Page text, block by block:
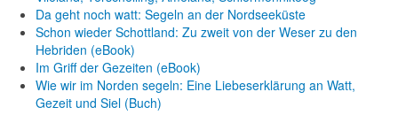
Da geht noch watt: Segeln an der Nordseeküste
Schon wieder Schottland: Zu zweit von der Weser zu den
Hebriden (eBook)
Im Griff der Gezeiten (eBook)
Wie wir im Norden segeln: Eine Liebeserklärung an Watt,
Gezeit und Siel (Buch)